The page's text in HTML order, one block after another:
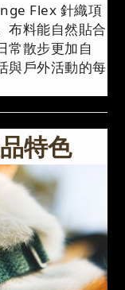
Flex 針織項
布料能自然貼合
常散步更加自
與戶外活動的每
特色